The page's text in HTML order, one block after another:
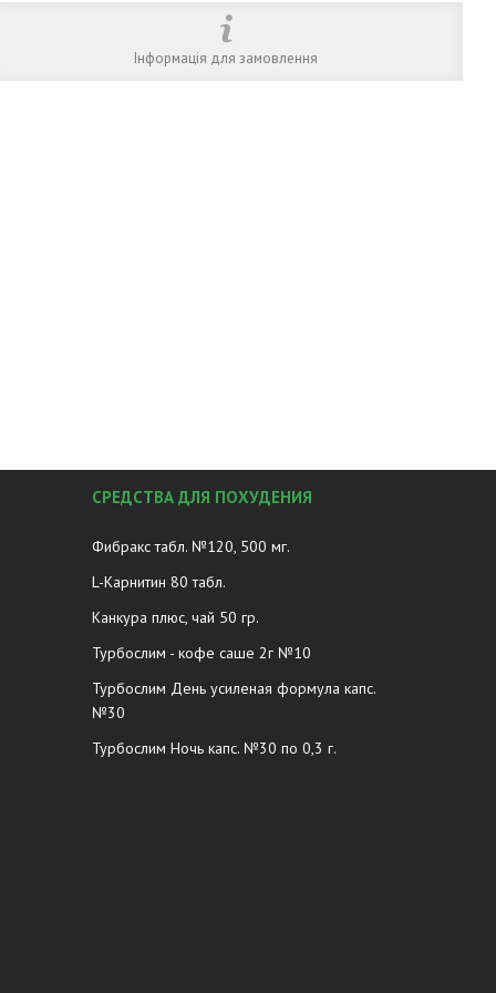
Інформація для замовлення
СРЕДСТВА ДЛЯ ПОХУДЕНИЯ
Фибракс табл. №120, 500 мг.
L-Карнитин 80 табл.
Канкура плюс, чай 50 гр.
Турбослим - кофе саше 2г №10
Турбослим День усиленая формула капс.
№30
Турбослим Ночь капс. №30 по 0,3 г.